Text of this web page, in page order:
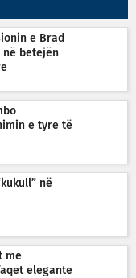
e Brad
në betejën
e tyre të
në
me
elegante